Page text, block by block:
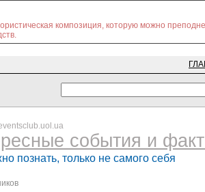
композиция, которую можно
события и
познать, только не самого себя